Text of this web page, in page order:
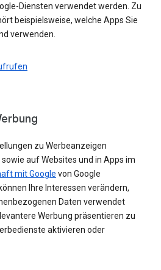
Diensten verwendet werden. Zu
beispielsweise, welche Apps Sie
verwenden.
zu Werbeanzeigen
auf Websites und in Apps im
mit Google von Google
Ihre Interessen verändern,
Daten verwendet
Werbung präsentieren zu
aktivieren oder